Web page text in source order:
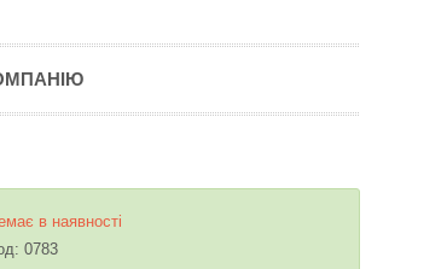
в наявності
0783